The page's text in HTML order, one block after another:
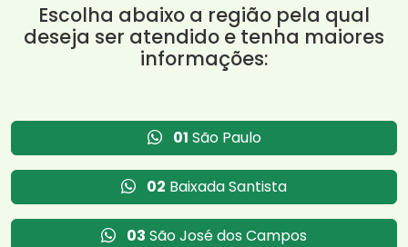
Escolha abaixo a região pela qual
deseja ser atendido e tenha maiores
informações:
01 São Paulo
02 Baixada Santista
03 São José dos Campos